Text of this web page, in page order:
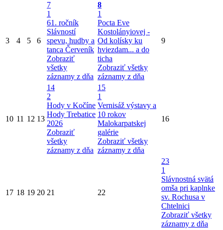
3 4 5 6
7
1
61. ročník
Slávností
spevu, hudby a
tanca Červeník
Zobraziť
všetky
záznamy z dňa
8
1
Pocta Eve
Kostolányiovej -
Od kolísky ku
hviezdam... a do
ticha
Zobraziť všetky
záznamy z dňa
9
10 11 12 13
14
2
Hody v Kočíne
Hody Trebatice
2026
Zobraziť
všetky
záznamy z dňa
15
1
Vernisáž výstavy a
10 rokov
Malokarpatskej
galérie
Zobraziť všetky
záznamy z dňa
16
17 18 19 20 21 22
23
1
Slávnostná svätá
omša pri kaplnke
sv. Rochusa v
Chtelnici
Zobraziť všetky
záznamy z dňa